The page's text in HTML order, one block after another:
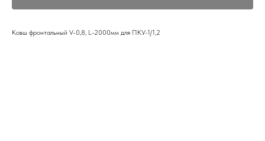
Ковш фронтальный V-0,8, L-2000мм для ПКУ-1/1,2